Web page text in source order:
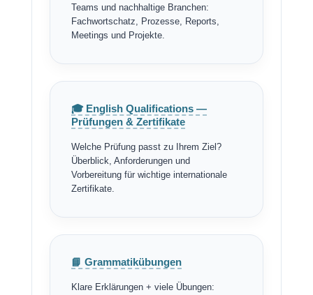
Teams und nachhaltige Branchen:
Fachwortschatz, Prozesse, Reports,
Meetings und Projekte.
🎓 English Qualifications —
Prüfungen & Zertifikate
Welche Prüfung passt zu Ihrem Ziel?
Überblick, Anforderungen und
Vorbereitung für wichtige internationale
Zertifikate.
📘 Grammatikübungen
Klare Erklärungen + viele Übungen: